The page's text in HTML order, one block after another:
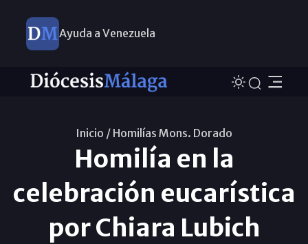
Ayuda a Venezuela
Inicio / Homilías Mons. Dorado
Homilía en la
celebración eucarística
por Chiara Lubich